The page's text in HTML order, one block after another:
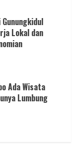
Lokal dan
Ada Wisata
Lumbung